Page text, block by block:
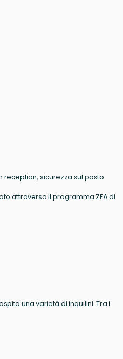
reception, sicurezza sul posto
attraverso il programma ZFA di
una varietà di inquilini. Tra i